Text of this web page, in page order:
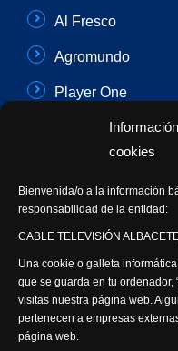
cookies
Bienvenida/o a la información
responsabilidad de la entidad:
CABLE TELEVISIÓN
Una cookie o galleta
que se guarda en tu ordenador,
visitas nuestra página web.
pertenecen a empresas
página web.
Al Fresco
Agromundo
Player One
Con Sentido
Actualidad